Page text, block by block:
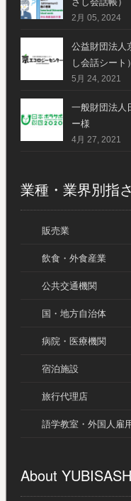
2月 05, 2024
公益財団法人
し会話シート）
5月 24, 2021
一般財団法人
ー様
4月 27, 2021
業種・業界別指
販売業
飲食・外食産業
公共交通機関
国・地方自治体
病院・医療機関
宿泊施設
旅行代理店
語学教室・外国人雇
About